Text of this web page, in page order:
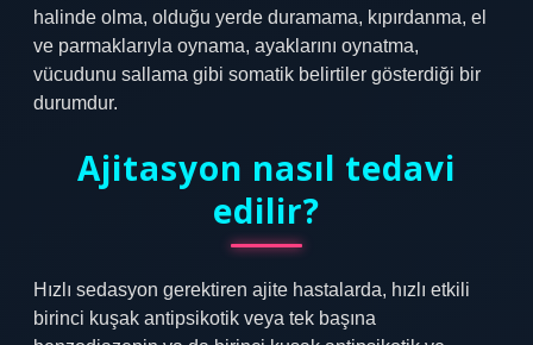
halinde olma, olduğu yerde duramama, kıpırdanma, el
ve parmaklarıyla oynama, ayaklarını oynatma,
vücudunu sallama gibi somatik belirtiler gösterdiği bir
durumdur.
Ajitasyon nasıl tedavi
edilir?
Hızlı sedasyon gerektiren ajite hastalarda, hızlı etkili
birinci kuşak antipsikotik veya tek başına